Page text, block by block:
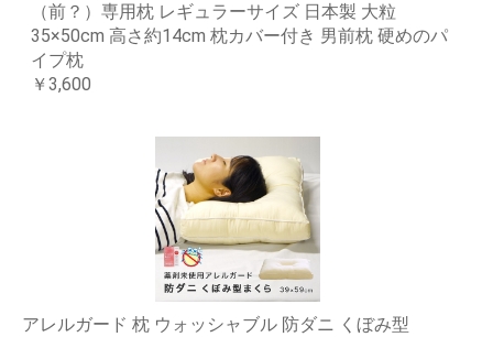
（前？）専用枕 レギュラーサイズ 日本製 大粒
35×50cm 高さ約14cm 枕カバー付き 男前枕 硬めのパ
イプ枕
￥3,600
アレルガード 枕 ウォッシャブル 防ダニ くぼみ型